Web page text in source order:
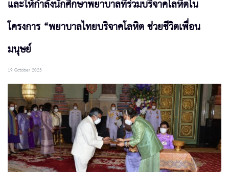
และให้กำลังนักศึกษาพยาบาลที่ร่วมบริจาคโลหิตใน
โครงการ “พยาบาลไทยบริจาคโลหิต ช่วยชีวิตเพื่อน
มนุษย์
19 October 2023